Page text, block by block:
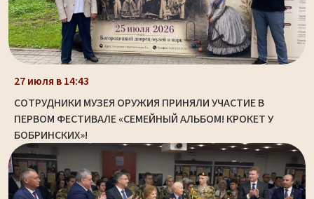
27 июля в 14:43
СОТРУДНИКИ МУЗЕЯ ОРУЖИЯ ПРИНЯЛИ УЧАСТИЕ В
ПЕРВОМ ФЕСТИВАЛЕ «СЕМЕЙНЫЙ АЛЬБОМ! КРОКЕТ У
БОБРИНСКИХ»!